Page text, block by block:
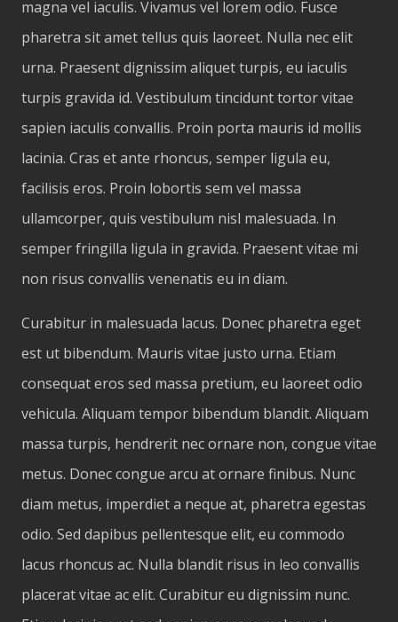
magna vel iaculis. Vivamus vel lorem odio. Fusce
pharetra sit amet tellus quis laoreet. Nulla nec elit
urna. Praesent dignissim aliquet turpis, eu iaculis
turpis gravida id. Vestibulum tincidunt tortor vitae
sapien iaculis convallis. Proin porta mauris id mollis
lacinia. Cras et ante rhoncus, semper ligula eu,
facilisis eros. Proin lobortis sem vel massa
ullamcorper, quis vestibulum nisl malesuada. In
semper fringilla ligula in gravida. Praesent vitae mi
non risus convallis venenatis eu in diam.
Curabitur in malesuada lacus. Donec pharetra eget
est ut bibendum. Mauris vitae justo urna. Etiam
consequat eros sed massa pretium, eu laoreet odio
vehicula. Aliquam tempor bibendum blandit. Aliquam
massa turpis, hendrerit nec ornare non, congue vitae
metus. Donec congue arcu at ornare finibus. Nunc
diam metus, imperdiet a neque at, pharetra egestas
odio. Sed dapibus pellentesque elit, eu commodo
lacus rhoncus ac. Nulla blandit risus in leo convallis
placerat vitae ac elit. Curabitur eu dignissim nunc.